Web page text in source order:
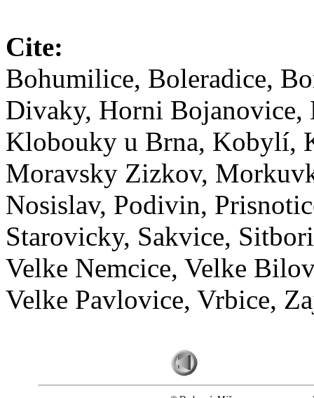
Cite:
Bohumilice, Boleradice,
Divaky, Horni Bojanovice,
Klobouky u Brna, Kobylí,
Moravsky Zizkov,
Nosislav, Podivin,
Starovicky, Sakvice,
Velke Nemcice, Velke
Velke Pavlovice, Vrbice,